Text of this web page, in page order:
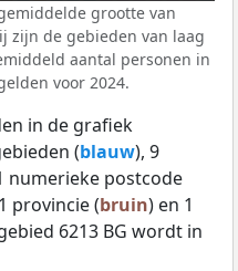
grootte van
zijn de gebieden van laag
aantal personen in
voor 2024.
in de grafiek
(blauw), 9
numerieke postcode
provincie (bruin) en 1
6213 BG wordt in